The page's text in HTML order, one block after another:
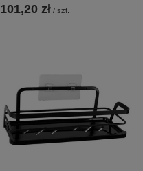
101,20 zł / szt.